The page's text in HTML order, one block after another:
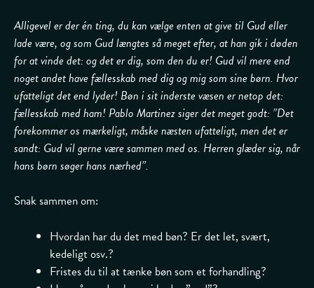
Alligevel er der én ting, du kan vælge enten at give til Gud eller
lade være, og som Gud længtes så meget efter, at han gik i døden
for at vinde det: og det er dig, som den du er! Gud vil mere end
noget andet have fællesskab med dig og mig som sine børn. Hvor
ufatteligt det end lyder! Bøn i sit inderste væsen er netop det:
fællesskab med ham! Pablo Martinez siger det meget godt: ”Det
forekommer os mærkeligt, måske næsten ufatteligt, men det er
sandt: Gud vil gerne være sammen med os. Herren glæder sig, når
hans børn søger hans nærhed”.
Snak sammen om:
Hvordan har du det med bøn? Er det let, svært,
kedeligt osv.?
Fristes du til at tænke bøn som et forhandling?